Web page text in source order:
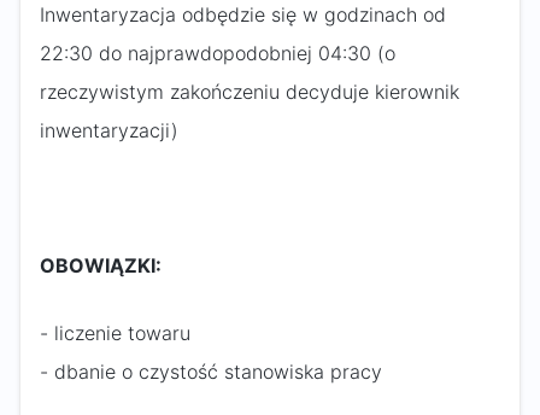
Inwentaryzacja odbędzie się w godzinach od
22:30 do najprawdopodobniej 04:30 (o
rzeczywistym zakończeniu decyduje kierownik
inwentaryzacji)
OBOWIĄZKI:
- liczenie towaru
- dbanie o czystość stanowiska pracy